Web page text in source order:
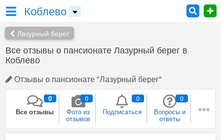
Коблево
Лазурный берег
Все отзывы о пансионате Лазурный берег в
Коблево
Отзывы о пансионате "Лазурный берег"
0
Все отзывы
0
Фото из
отзывов
0
Подписаться
0
Вопросы и
ответы
0
0
0
0